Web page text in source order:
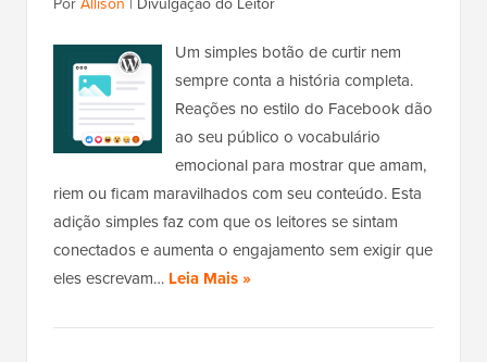
Um simples botão de curtir nem
sempre conta a história completa.
Reações no estilo do Facebook dão
ao seu público o vocabulário
emocional para mostrar que amam,
riem ou ficam maravilhados com seu conteúdo. Esta
adição simples faz com que os leitores se sintam
conectados e aumenta o engajamento sem exigir que
eles escrevam… Leia Mais »